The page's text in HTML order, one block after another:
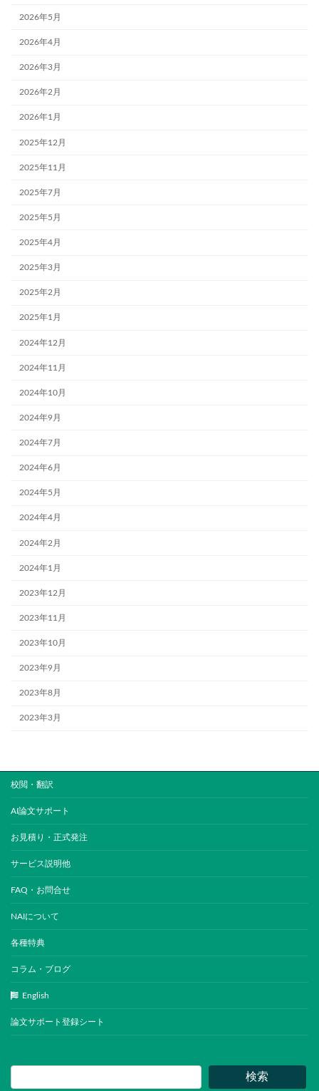
2026年5月
2026年4月
2026年3月
2026年2月
2026年1月
2025年12月
2025年11月
2025年7月
2025年5月
2025年4月
2025年3月
2025年2月
2025年1月
2024年12月
2024年11月
2024年10月
2024年9月
2024年7月
2024年6月
2024年5月
2024年4月
2024年2月
2024年1月
2023年12月
2023年11月
2023年10月
2023年9月
2023年8月
2023年3月
校閲・翻訳
AI論文サポート
お見積り・正式発注
サービス説明他
FAQ・お問合せ
NAIについて
各種特典
コラム・ブログ
English
論文サポート登録シート
検索